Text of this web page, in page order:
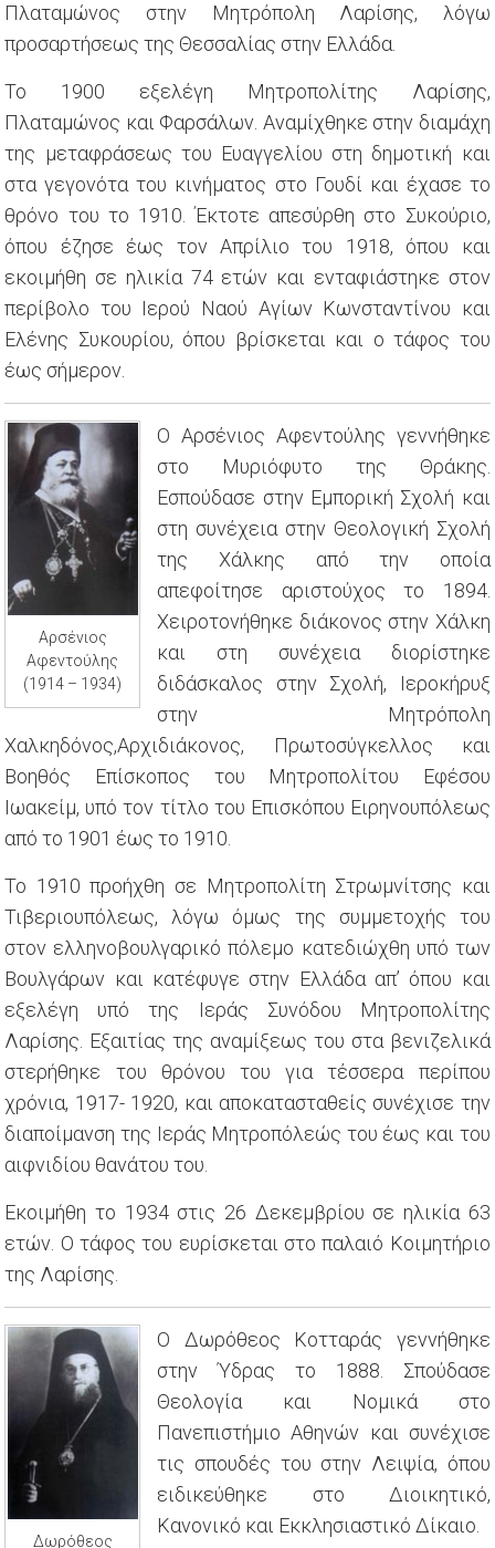
Πλαταμώνος στην Μητρόπολη Λαρίσης, λόγω
προσαρτήσεως της Θεσσαλίας στην Ελλάδα.
Το 1900 εξελέγη Μητροπολίτης Λαρίσης,
Πλαταμώνος και Φαρσάλων. Αναμίχθηκε στην διαμάχη
της μεταφράσεως του Ευαγγελίου στη δημοτική και
στα γεγονότα του κινήματος στο Γουδί και έχασε το
θρόνο του το 1910. Έκτοτε απεσύρθη στο Συκούριο,
όπου έζησε έως τον Απρίλιο του 1918, όπου και
εκοιμήθη σε ηλικία 74 ετών και ενταφιάστηκε στον
περίβολο του Ιερού Ναού Αγίων Κωνσταντίνου και
Ελένης Συκουρίου, όπου βρίσκεται και ο τάφος του
έως σήμερον.
Αρσένιος
Αφεντούλης
(1914 – 1934)
Ο Αρσένιος Αφεντούλης γεννήθηκε
στο Μυριόφυτο της Θράκης.
Εσπούδασε στην Εμπορική Σχολή και
στη συνέχεια στην Θεολογική Σχολή
της Χάλκης από την οποία
απεφοίτησε αριστούχος το 1894.
Χειροτονήθηκε διάκονος στην Χάλκη
και στη συνέχεια διορίστηκε
διδάσκαλος στην Σχολή, Ιεροκήρυξ
στην Μητρόπολη
Χαλκηδόνος,Αρχιδιάκονος, Πρωτοσύγκελλος και
Βοηθός Επίσκοπος του Μητροπολίτου Εφέσου
Ιωακείμ, υπό τον τίτλο του Επισκόπου Ειρηνουπόλεως
από το 1901 έως το 1910.
Το 1910 προήχθη σε Μητροπολίτη Στρωμνίτσης και
Τιβεριουπόλεως, λόγω όμως της συμμετοχής του
στον ελληνοβουλγαρικό πόλεμο κατεδιώχθη υπό των
Βουλγάρων και κατέφυγε στην Ελλάδα απ’ όπου και
εξελέγη υπό της Ιεράς Συνόδου Μητροπολίτης
Λαρίσης. Εξαιτίας της αναμίξεως του στα βενιζελικά
στερήθηκε του θρόνου του για τέσσερα περίπου
χρόνια, 1917- 1920, και αποκατασταθείς συνέχισε την
διαποίμανση της Ιεράς Μητροπόλεώς του έως και του
αιφνιδίου θανάτου του.
Εκοιμήθη το 1934 στις 26 Δεκεμβρίου σε ηλικία 63
ετών. Ο τάφος του ευρίσκεται στο παλαιό Κοιμητήριο
της Λαρίσης.
Δωρόθεος
Ο Δωρόθεος Κοτταράς γεννήθηκε
στην Ύδρας το 1888. Σπούδασε
Θεολογία και Νομικά στο
Πανεπιστήμιο Αθηνών και συνέχισε
τις σπουδές του στην Λειψία, όπου
ειδικεύθηκε στο Διοικητικό,
Κανονικό και Εκκλησιαστικό Δίκαιο.